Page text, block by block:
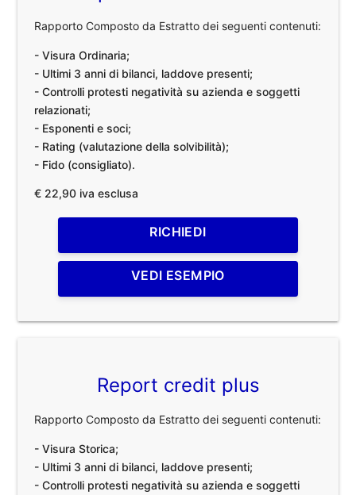
Rapporto Composto da Estratto dei seguenti contenuti:
- Visura Ordinaria;
- Ultimi 3 anni di bilanci, laddove presenti;
- Controlli protesti negatività su azienda e soggetti
relazionati;
- Esponenti e soci;
- Rating (valutazione della solvibilità);
- Fido (consigliato).
€ 22,90 iva esclusa
RICHIEDI
VEDI ESEMPIO
Report credit plus
Rapporto Composto da Estratto dei seguenti contenuti:
- Visura Storica;
- Ultimi 3 anni di bilanci, laddove presenti;
- Controlli protesti negatività su azienda e soggetti